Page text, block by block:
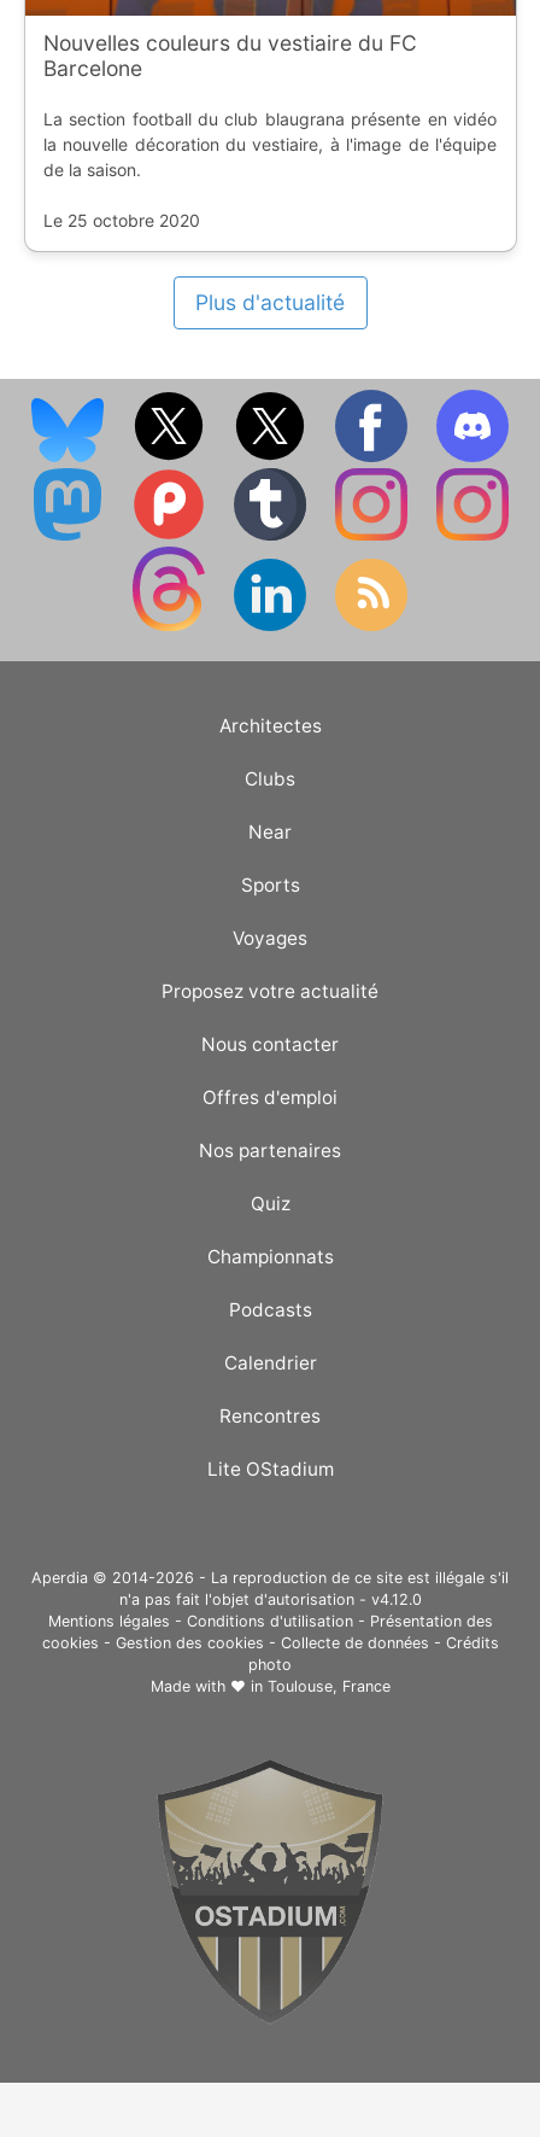
Nouvelles couleurs du vestiaire du FC
Barcelone
La section football du club blaugrana présente en vidéo
la nouvelle décoration du vestiaire, à l'image de l'équipe
de la saison.
Le 25 octobre 2020
Plus d'actualité
Architectes
Clubs
Near
Sports
Voyages
Proposez votre actualité
Nous contacter
Offres d'emploi
Nos partenaires
Quiz
Championnats
Podcasts
Calendrier
Rencontres
Lite OStadium
Aperdia © 2014-2026 - La reproduction de ce site est illégale s'il
n'a pas fait l'objet d'autorisation - v4.12.0
Mentions légales - Conditions d'utilisation- Présentation des
cookies - Gestion des cookies - Collecte de données - Crédits
photo
Made with ❤ in Toulouse, France